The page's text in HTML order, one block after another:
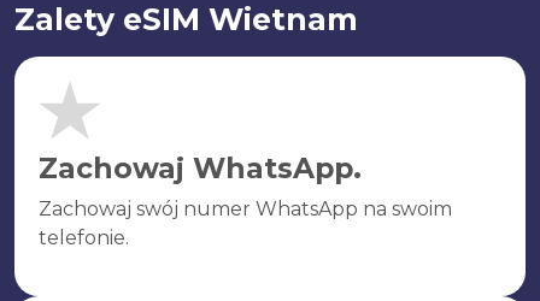
Zalety eSIM Wietnam
Zachowaj WhatsApp.
Zachowaj swój numer WhatsApp na swoim
telefonie.